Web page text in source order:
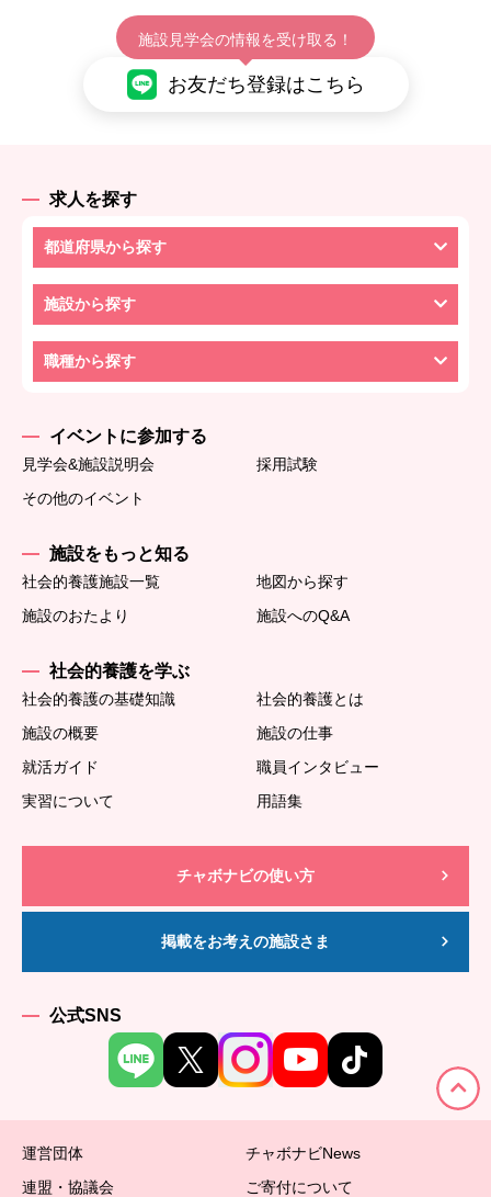
施設見学会の情報を受け取る！
お友だち登録はこちら
求人を探す
都道府県から探す
施設から探す
職種から探す
イベントに参加する
見学会&施設説明会
採用試験
その他のイベント
施設をもっと知る
社会的養護施設一覧
地図から探す
施設のおたより
施設へのQ&A
社会的養護を学ぶ
社会的養護の基礎知識
社会的養護とは
施設の概要
施設の仕事
就活ガイド
職員インタビュー
実習について
用語集
チャボナビの使い方
掲載をお考えの施設さま
公式SNS
運営団体
チャボナビNews
連盟・協議会
ご寄付について